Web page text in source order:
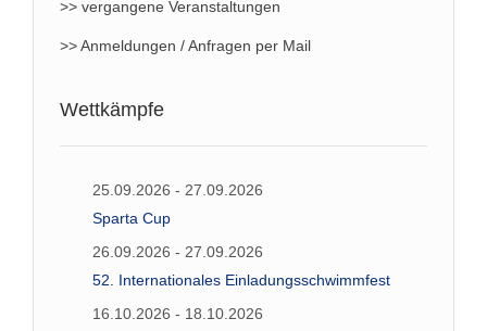
>> vergangene Veranstaltungen
>> Anmeldungen / Anfragen per Mail
Wettkämpfe
25.09.2026 - 27.09.2026
Sparta Cup
26.09.2026 - 27.09.2026
52. Internationales Einladungsschwimmfest
16.10.2026 - 18.10.2026